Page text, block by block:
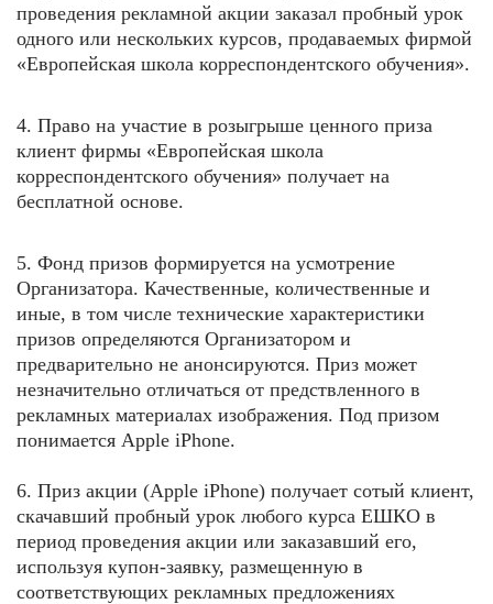
проведения рекламной акции заказал пробный урок
одного или нескольких курсов, продаваемых фирмой
«Европейская школа корреспондентского обучения».
4. Право на участие в розыгрыше ценного приза
клиент фирмы «Европейская школа
корреспондентского обучения» получает на
бесплатной основе.
5. Фонд призов формируется на усмотрение
Организатора. Качественные, количественные и
иные, в том числе технические характеристики
призов определяются Организатором и
предварительно не анонсируются. Приз может
незначительно отличаться от предствленного в
рекламных материалах изображения. Под призом
понимается Apple iPhone.
6. Приз акции (Apple iPhone) получает сотый клиент,
скачавший пробный урок любого курса ЕШКО в
период проведения акции или заказавший его,
используя купон-заявку, размещенную в
соответствующих рекламных предложениях